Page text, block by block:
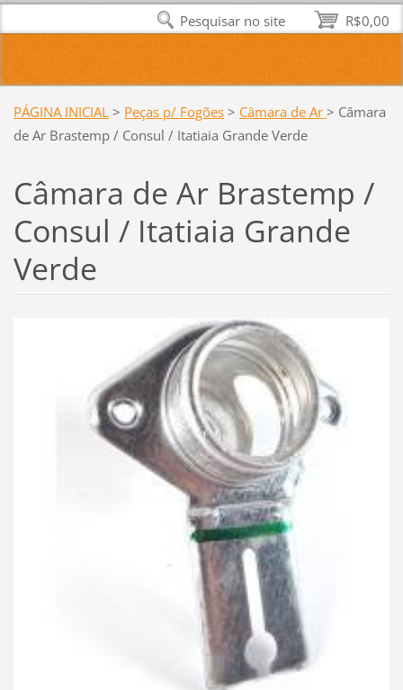
PÁGINA INICIAL > Peças p/ Fogões > Câmara de Ar > Câmara
de Ar Brastemp / Consul / Itatiaia Grande Verde
Câmara de Ar Brastemp /
Consul / Itatiaia Grande
Verde
R$0,00
Pesquisar no site